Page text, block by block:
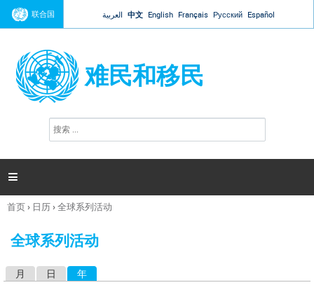
Jump to navigation
联合国 العربية 中文 English Français Русский Español
难民和移民
搜
索

你
这
首页› 日历›全球系列活动
全球系列活动
月 日 年